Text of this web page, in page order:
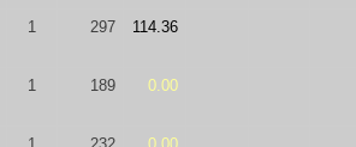
1 297 114.36
1 189 0.00